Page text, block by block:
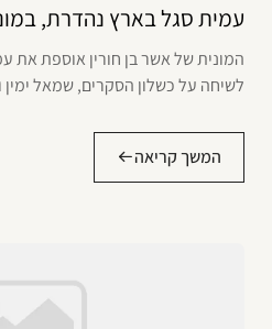
עמית סגל בארץ נהדרת,
לשיחה על כשלון הסקרים, שמאל
המשך קריאה